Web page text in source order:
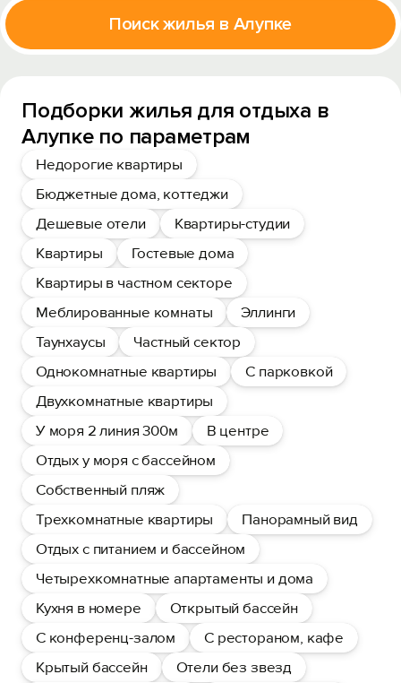
Поиск жилья в Алупке
Подборки жилья для отдыха в
Алупке по параметрам
Недорогие квартиры
Бюджетные дома, коттеджи
Дешевые отели
Квартиры-студии
Квартиры
Гостевые дома
Квартиры в частном секторе
Меблированные комнаты
Эллинги
Таунхаусы
Частный сектор
Однокомнатные квартиры
С парковкой
Двухкомнатные квартиры
У моря 2 линия 300м
В центре
Отдых у моря с бассейном
Собственный пляж
Трехкомнатные квартиры
Панорамный вид
Отдых с питанием и бассейном
Четырехкомнатные апартаменты и дома
Кухня в номере
Открытый бассейн
С конференц-залом
С рестораном, кафе
Крытый бассейн
Отели без звезд